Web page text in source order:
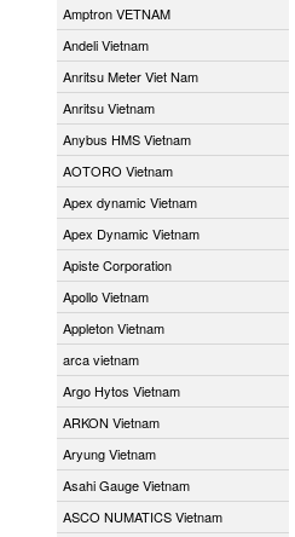
Amptron VETNAM
Andeli Vietnam
Anritsu Meter Viet Nam
Anritsu Vietnam
Anybus HMS Vietnam
AOTORO Vietnam
Apex dynamic Vietnam
Apex Dynamic Vietnam
Apiste Corporation
Apollo Vietnam
Appleton Vietnam
arca vietnam
Argo Hytos Vietnam
ARKON Vietnam
Aryung Vietnam
Asahi Gauge Vietnam
ASCO NUMATICS Vietnam